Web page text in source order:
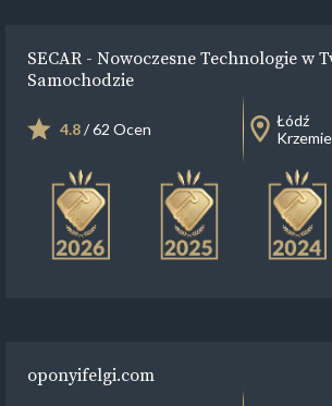
SECAR - Nowoczesne Technologie w
Samochodzie
4.8/ 62 Ocen
Łódź
oponyifelgi.com